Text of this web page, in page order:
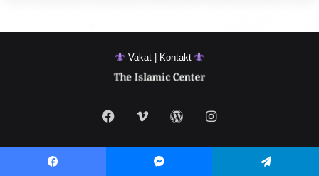
Vakat | Kontakt
FacebookVimeo WordPressInstagram